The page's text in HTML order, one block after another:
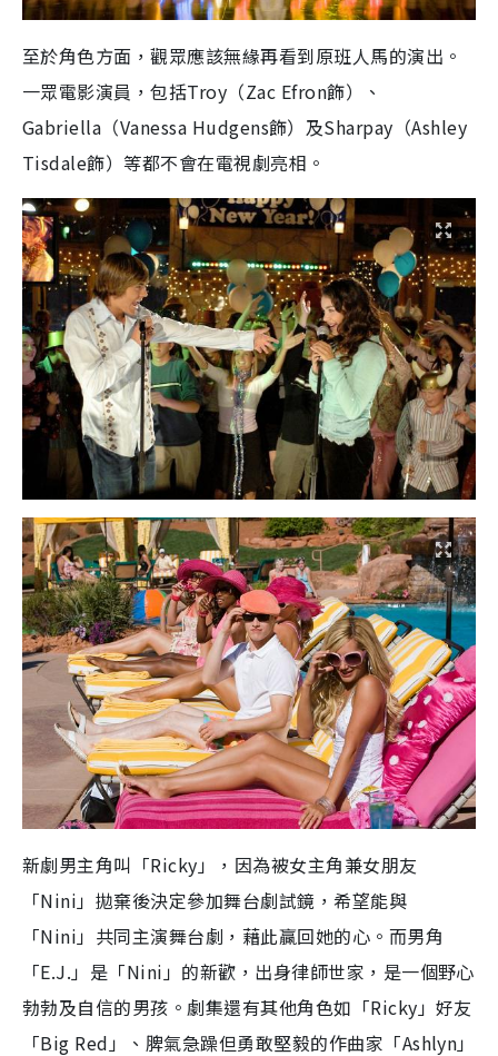
至於角色方面，觀眾應該無緣再看到原班人馬的演出。
一眾電影演員，包括Troy （Zac Efron飾）、
Gabriella （Vanessa Hudgens飾）及Sharpay （Ashley
Tisdale飾） 等都不會在電視劇亮相。
新劇男主角叫 「Ricky」，因為被女主角兼女朋友
「Nini」拋棄後決定參加舞台劇試鏡，希望能與
「Nini」共同主演舞台劇，藉此贏回她的心。而男角
「E.J.」是「Nini」的新歡，出身律師世家，是一個野心
勃勃及自信的男孩。劇集還有其他角色如「Ricky」好友
「Big Red」 、脾氣急躁但勇敢堅毅的作曲家「Ashlyn」